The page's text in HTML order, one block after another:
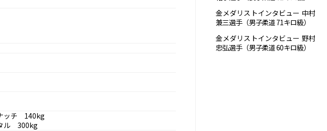
ッチ 140kg
ル 300kg
金メダリストインタビュー 中村
兼三選手（男子柔道 71キロ級）
金メダリストインタビュー 野村
忠弘選手（男子柔道 60キロ級）